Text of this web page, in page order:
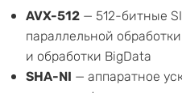
AVX-512 — 512-битные
параллельной
и обработки BigData
SHA-NI — аппаратное